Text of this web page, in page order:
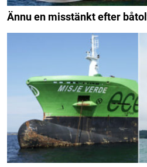
Ännu en misstänkt efter